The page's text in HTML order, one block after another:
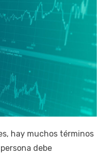
hay muchos términos
debe